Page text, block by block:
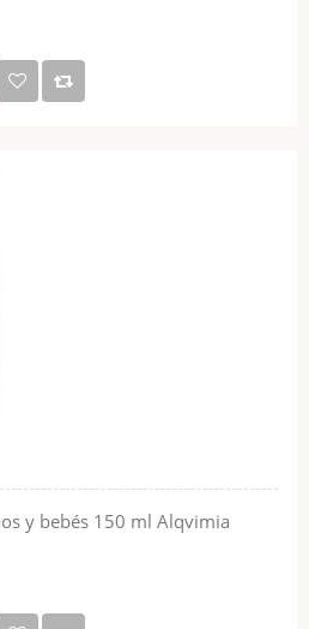
y bebés 150 ml Alqvimia